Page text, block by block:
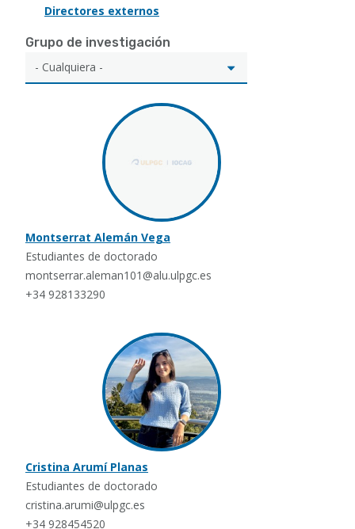
Directores externos
Grupo de investigación
Montserrat Alemán Vega
Estudiantes de doctorado
montserrar.aleman101@alu.ulpgc.es
+34 928133290
Cristina Arumí Planas
Estudiantes de doctorado
cristina.arumi@ulpgc.es
+34 928454520